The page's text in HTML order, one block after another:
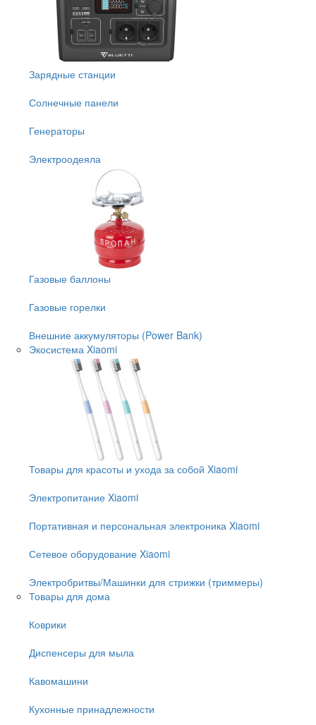
Зарядные станции
Солнечные панели
Генераторы
Электроодеяла
Газовые баллоны
Газовые горелки
Внешние аккумуляторы (Power Bank)
Экосистема Xiaomi
Товары для красоты и ухода за собой Xiaomi
Электропитание Xiaomi
Портативная и персональная электроника Xiaomi
Сетевое оборудование Xiaomi
Электробритвы/Машинки для стрижки (триммеры)
Товары для дома
Коврики
Диспенсеры для мыла
Кавомашини
Кухонные принадлежности